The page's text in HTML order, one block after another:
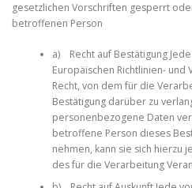
gesetzlichen Vorschriften gesperrt
betroffenen Person
a) Recht auf Bestätigung
Europäischen Richtlinien-
Recht, von dem für die
Bestätigung darüber zu
personenbezogene Daten
betroffene Person dieses
nehmen, kann sie sich hierzu
des für die Verarbeitung